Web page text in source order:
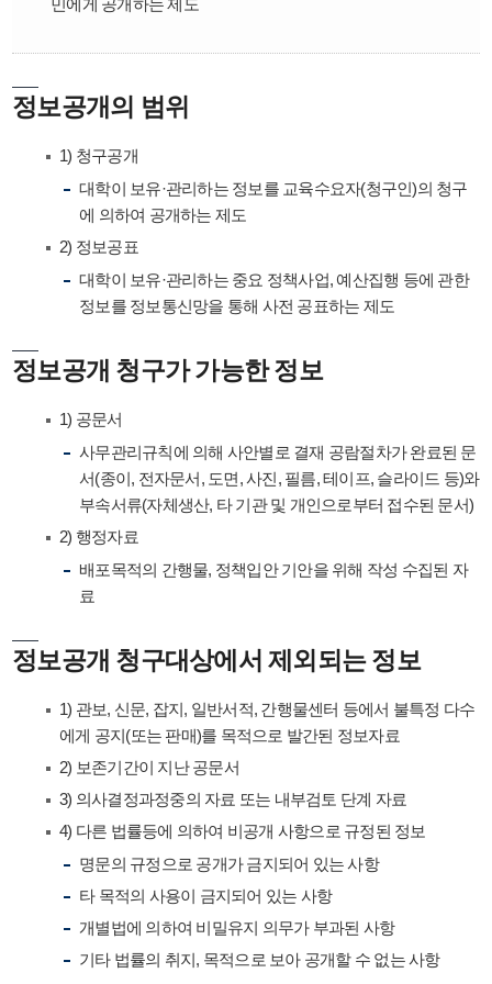
민에게 공개하는 제도
정보공개의 범위
1) 청구공개
대학이 보유·관리하는 정보를 교육수요자(청구인)의 청구
에 의하여 공개하는 제도
2) 정보공표
대학이 보유·관리하는 중요 정책사업, 예산집행 등에 관한
정보를 정보통신망을 통해 사전 공표하는 제도
정보공개 청구가 가능한 정보
1) 공문서
사무관리규칙에 의해 사안별로 결재 공람절차가 완료된 문
서(종이, 전자문서, 도면, 사진, 필름, 테이프, 슬라이드 등)와
부속서류(자체생산, 타 기관 및 개인으로부터 접수된 문서)
2) 행정자료
배포목적의 간행물, 정책입안 기안을 위해 작성 수집된 자
료
정보공개 청구대상에서 제외되는 정보
1) 관보, 신문, 잡지, 일반서적, 간행물센터 등에서 불특정 다수
에게 공지(또는 판매)를 목적으로 발간된 정보자료
2) 보존기간이 지난 공문서
3) 의사결정과정중의 자료 또는 내부검토 단계 자료
4) 다른 법률등에 의하여 비공개 사항으로 규정된 정보
명문의 규정으로 공개가 금지되어 있는 사항
타 목적의 사용이 금지되어 있는 사항
개별법에 의하여 비밀유지 의무가 부과된 사항
기타 법률의 취지, 목적으로 보아 공개할 수 없는 사항